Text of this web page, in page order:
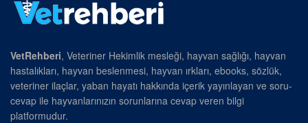
VetRehberi, Veteriner Hekimlik mesleği, hayvan sağlığı, hayvan
hastalıkları, hayvan beslenmesi, hayvan ırkları, ebooks, sözlük,
veteriner ilaçlar, yaban hayatı hakkında içerik yayınlayan ve soru-
cevap ile hayvanlarınızın sorunlarına cevap veren bilgi
platformudur.